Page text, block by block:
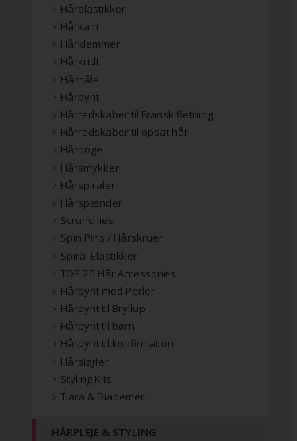
Hårelastikker
Hårkam
Hårklemmer
Hårkridt
Hårnåle
Hårpynt
Hårredskaber til Fransk fletning
Hårredskaber til opsat hår
Hårringe
Hårsmykker
Hårspiraler
Hårspænder
Scrunchies
Spin Pins / Hårskruer
Spiral Elastikker
TOP 25 Hår Accessories
Hårpynt med Perler
Hårpynt til Bryllup
Hårpynt til børn
Hårpynt til konfirmation
Hårsløjfer
Styling Kits
Tiara & Diademer
HÅRPLEJE & STYLING